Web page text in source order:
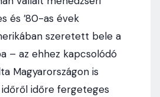
és ’80-as évek
szeretett bele a
– az ehhez kapcsolódó
Magyarországon is
időről időre fergeteges